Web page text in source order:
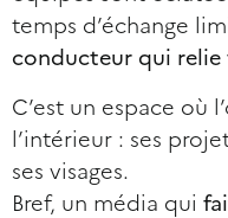
temps d’échange
conducteur qui
C’est un espace où
l’intérieur : ses
ses visages.
Bref, un média qui